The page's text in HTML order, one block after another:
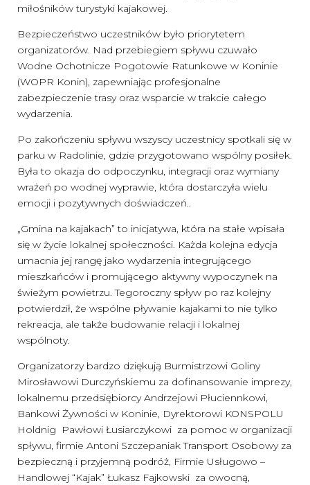
miłośników turystyki kajakowej.
Bezpieczeństwo uczestników było priorytetem
organizatorów. Nad przebiegiem spływu czuwało
Wodne Ochotnicze Pogotowie Ratunkowe w Koninie
(WOPR Konin), zapewniając profesjonalne
zabezpieczenie trasy oraz wsparcie w trakcie całego
wydarzenia.
Po zakończeniu spływu wszyscy uczestnicy spotkali się w
parku w Radolinie, gdzie przygotowano wspólny posiłek.
Była to okazja do odpoczynku, integracji oraz wymiany
wrażeń po wodnej wyprawie, która dostarczyła wielu
emocji i pozytywnych doświadczeń..
„Gmina na kajakach” to inicjatywa, która na stałe wpisała
się w życie lokalnej społeczności. Każda kolejna edycja
umacnia jej rangę jako wydarzenia integrującego
mieszkańców i promującego aktywny wypoczynek na
świeżym powietrzu. Tegoroczny spływ po raz kolejny
potwierdził, że wspólne pływanie kajakami to nie tylko
rekreacja, ale także budowanie relacji i lokalnej
wspólnoty.
Organizatorzy bardzo dziękują Burmistrzowi Goliny
Mirosławowi Durczyńskiemu za dofinansowanie imprezy,
lokalnemu przedsiębiorcy Andrzejowi Płuciennkowi,
Bankowi Żywności w Koninie, Dyrektorowi KONSPOLU
Holdnig Pawłowi Łusiarczykowi za pomoc w organizacji
spływu, firmie Antoni Szczepaniak Transport Osobowy za
bezpieczną i przyjemną podróż, Firmie Usługowo –
Handlowej “Kajak” Łukasz Fajkowski za owocną,